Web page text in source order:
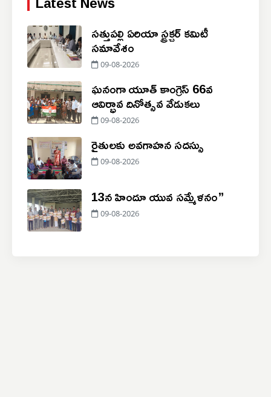
సత్తుపల్లి ఏరియా స్ట్రక్చర్ కమిటీ
సమావేశం
09-08-2026
ఘనంగా యూత్ కాంగ్రెస్ 66వ
ఆవిర్భావ దినోత్సవ వేడుకలు
09-08-2026
రైతులకు అవగాహన సదస్సు
09-08-2026
13న హిందూ యువ సమ్మేళనం”
09-08-2026